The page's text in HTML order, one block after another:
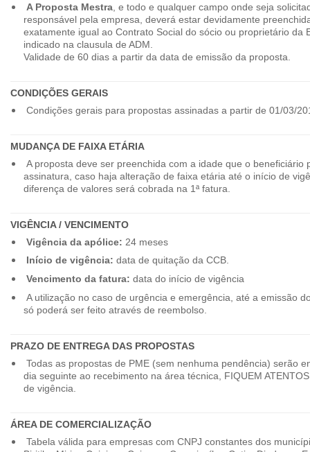
A Proposta Mestra, e todo e qualquer campo onde seja
responsável pela empresa, deverá estar devidamente
exatamente igual ao Contrato Social do sócio ou proprietário da
indicado na clausula de ADM.
Validade de 60 dias a partir da data de emissão da proposta.
CONDIÇÕES GERAIS
Condições gerais para propostas assinadas a partir de 01/03/
MUDANÇA DE FAIXA ETÁRIA
A proposta deve ser preenchida com a idade que o beneficiário
assinatura, caso haja alteração de faixa etária até o início de
diferença de valores será cobrada na 1ª fatura.
VIGÊNCIA / VENCIMENTO
Vigência da apólice: 24 meses
Início de vigência: data de quitação da CCB.
Vencimento da fatura: data do início de vigência
A utilização no caso de urgência e emergência, até a emissão
só poderá ser feito através de reembolso.
PRAZO DE ENTREGA DAS PROPOSTAS
Todas as propostas de PME (sem nenhuma pendência) serão
dia seguinte ao recebimento na área técnica, FIQUEM
de vigência.
ÁREA DE COMERCIALIZAÇÃO
Tabela válida para empresas com CNPJ constantes dos